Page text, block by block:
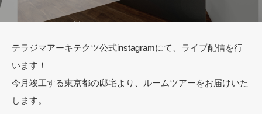
テラジマアーキテクツ公式instagramにて、ライブ配信を行
います！
今月竣工する東京都の邸宅より、ルームツアーをお届けいた
します。